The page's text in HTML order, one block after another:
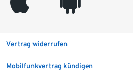
Vertrag widerrufen
Mobilfunkvertrag kündigen